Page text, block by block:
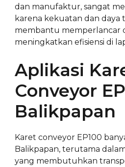
dan manufaktur, sangat
karena kekuatan dan daya
membantu memperlancar
meningkatkan efisiensi di
Aplikasi
Conveyor
Balikpapan
Karet conveyor EP100
Balikpapan, terutama
yang membutuhkan